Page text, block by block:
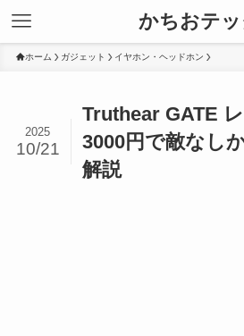
かちおテッ
ホーム ガジェット イヤホン・ヘッドホン
Truthear GATE レ
3000円で敵なし
解説
2025
10/21